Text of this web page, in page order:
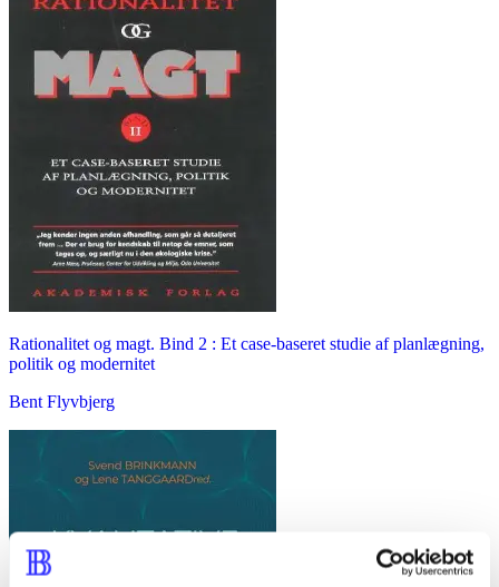
Rationalitet og magt. Bind 2 : Et case-baseret studie af planlægning,
politik og modernitet
Bent Flyvbjerg